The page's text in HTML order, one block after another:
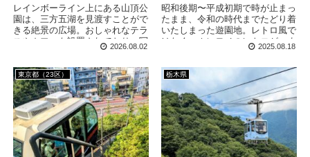
レインボーライン上にある山頂公
園は、三方五湖を見渡すことがで
きる絶景の広場。おしゃれなテラ
スやカフェも設置されており、写
真に映えるポイントがたくさんあ
2026.08.02
昭和後期〜平成初期で時が止まっ
たまま、令和の時代までたどり着
いたしまった遊園地。レトロ風で
はなく、ホンモノのレトロがつま
った空間です。国内唯一となる
なアトラクションでした！ 訪問
日：2025/6/27(金) ※掲載の写
真・情報は訪問時のものです 選
べる2つのチケット 神戸の中心部
から少し離れた須磨区にある須磨
浦山上遊園は、山の上に広がる遊
園地。「ロープウェイ」だ...
2025.08.18
東京都（23区） 栃木県